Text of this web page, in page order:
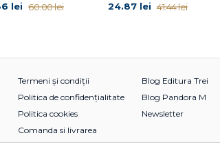
lei 60.00 lei 24.87 lei 41.44 lei
Termeni și condiții
Politica de confidențialitate
Politica cookies
Comanda si livrarea
Blog Editura Trei
Blog Pandora M
Newsletter